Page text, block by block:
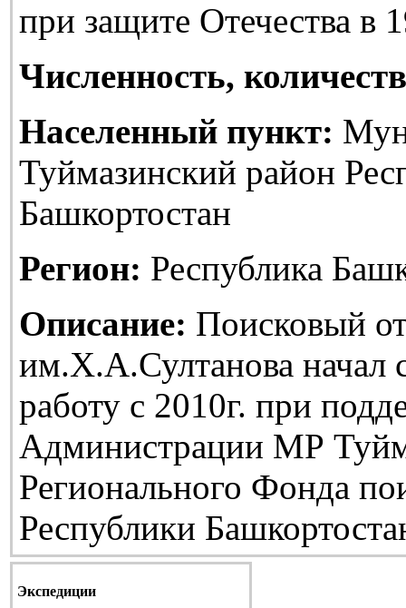
при защите Отечества в
Численность,
Населенный пункт:
Туймазинский район
Башкортостан
Регион: Республика
Описание: Поисковый
им.Х.А.Султанова начал
работу с 2010г. при
Администрации МР
Регионального Фонда
Республики
Экспедиции